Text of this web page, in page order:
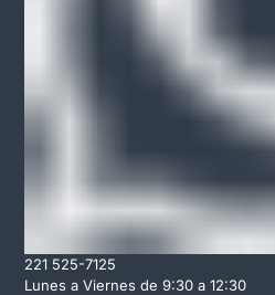
221 525-7125
Lunes a Viernes de 9:30 a 12:30